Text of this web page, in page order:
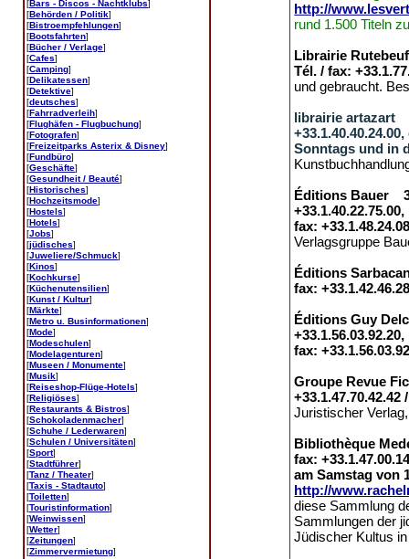
[Bars - Discos - Nachtklubs]
[Behörden / Politik]
[Bistroempfehlungen]
[Bootsfahrten]
[Bücher / Verlage]
[Cafes]
[Camping]
[Delikatessen]
[Detektive]
[deutsches]
[Fahrradverleih]
[Flughäfen - Flugbuchung]
[Fotografen]
[Freizeitparks Asterix & Disney]
[Fundbüro]
[Geschäfte]
[Gesundheit / Beauté]
[Historisches]
[Hochzeitsmode]
[Hostels]
[Hotels]
[Jobs]
[jüdisches]
[Juweliere/Schmuck]
[Kinos]
[Kochkurse]
[Küchenutensilien]
[Kunst / Kultur]
[Märkte]
[Metro u. Businformationen]
[Mode]
[Modeschulen]
[Modelagenturen]
[Museen / Monumente]
[Musik]
[Reiseshop-Flüge-Hotels]
[Religiöses]
[Restaurants & Bistros]
[Schokoladenmacher]
[Schuhe / Lederwaren]
[Schulen / Universitäten]
[Sport]
[Stadtführer]
[Tanz / Theater]
[Taxis - Stadtauto]
[Toiletten]
[Touristinformation]
[Weinwissen]
[Wetter]
[Zeitungen]
[Zimmervermietung]
http://
rund 1.500 Titeln
Librairie
Tél. / fax:
und gebraucht.
librairie artazart
Sonntags und in
Éditions Bauer
+33.1.40.22.75.00,
fax:
Verlagsgruppe
Éditions
fax:
Éditions Guy
+33.1.56.03.92.20,
fax:
Groupe Revue
+33.1.47.70.42.42
Juristischer
Bibliothèque
fax:
am Samstag von
http://
diese Sammlung
Sammlungen der
Jüdischer Kultus